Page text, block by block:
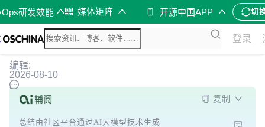
研发效能 媒体矩阵 开源中国APP 切
登录
编辑:
2026-08-10
复制
总结由社区平台通过AI大模型技术生成